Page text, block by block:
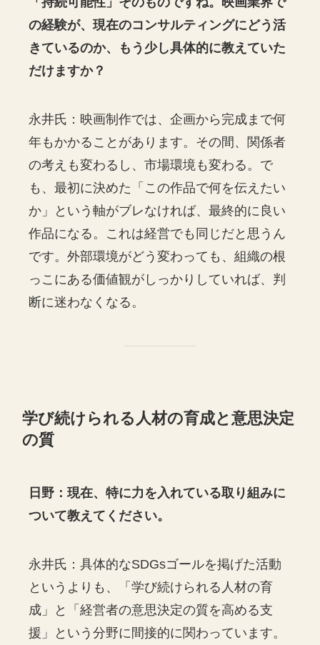
の経験が、現在のコンサルティングにどう活
きているのか、もう少し具体的に教えていた
だけますか？
永井氏：映画制作では、企画から完成まで何
年もかかることがあります。その間、関係者
の考えも変わるし、市場環境も変わる。で
も、最初に決めた「この作品で何を伝えたい
か」という軸がブレなければ、最終的に良い
作品になる。これは経営でも同じだと思うん
です。外部環境がどう変わっても、組織の根
っこにある価値観がしっかりしていれば、判
断に迷わなくなる。
学び続けられる人材の育成と意思決定
の質
日野：現在、特に力を入れている取り組みに
ついて教えてください。
永井氏：具体的なSDGsゴールを掲げた活動
というよりも、「学び続けられる人材の育
成」と「経営者の意思決定の質を高める支
援」という分野に間接的に関わっています。